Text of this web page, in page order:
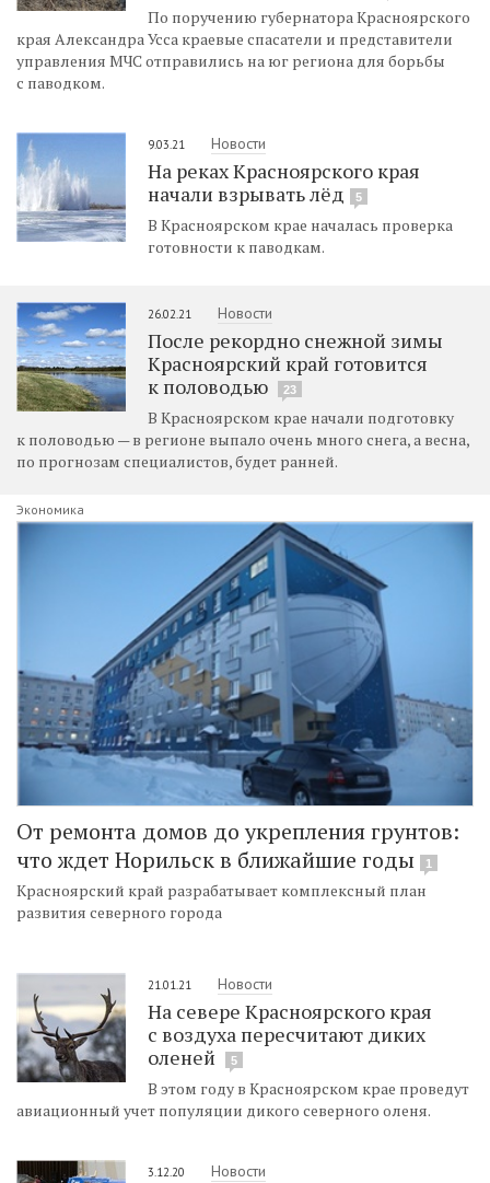
По поручению губернатора Красноярского
края Александра Усса краевые спасатели и представители
управления МЧС отправились на юг региона для борьбы
с паводком.
9.03.21 Новости
На реках Красноярского края
начали взрывать лёд
5
В Красноярском крае началась проверка
готовности к паводкам.
26.02.21 Новости
После рекордно снежной зимы
Красноярский край готовится
к половодью
23
В Красноярском крае начали подготовку
к половодью — в регионе выпало очень много снега, а весна,
по прогнозам специалистов, будет ранней.
Экономика
От ремонта домов до укрепления грунтов:
что ждет Норильск в ближайшие годы
1
Красноярский край разрабатывает комплексный план
развития северного города
21.01.21 Новости
На севере Красноярского края
с воздуха пересчитают диких
оленей
5
В этом году в Красноярском крае проведут
авиационный учет популяции дикого северного оленя.
3.12.20 Новости